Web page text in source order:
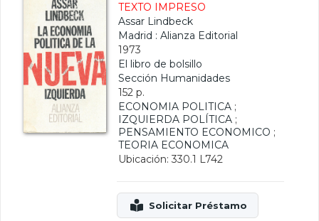
TEXTO IMPRESO
Assar Lindbeck
Madrid : Alianza Editorial
1973
El libro de bolsillo
Sección Humanidades
152 p.
ECONOMIA POLITICA ;
IZQUIERDA POLÍTICA ;
PENSAMIENTO ECONOMICO ;
TEORIA ECONOMICA
Ubicación: 330.1 L742